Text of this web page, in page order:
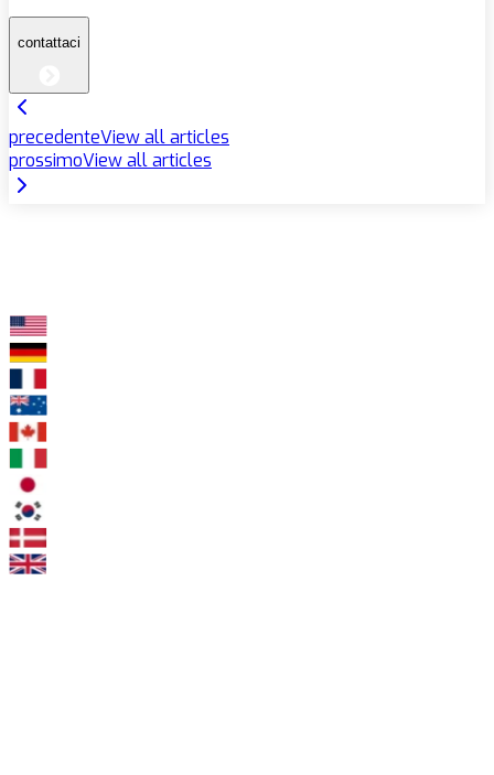
contattaci
precedenteView all articles
prossimoView all articles